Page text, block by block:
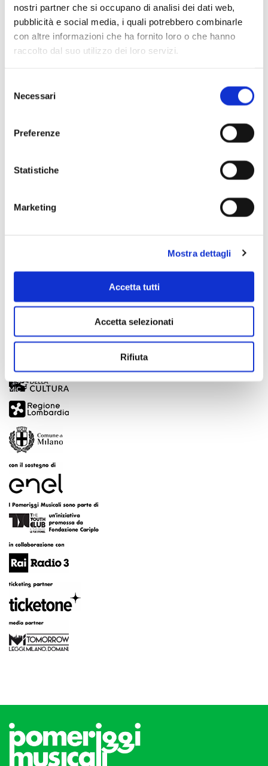
nostri partner che si occupano di analisi dei dati web,
pubblicità e social media, i quali potrebbero combinarle
con altre informazioni che ha fornito loro o che hanno
raccolto dal suo utilizzo dei loro servizi.
delNecessari
Preferenze
Statistiche
Marketing
Mostra dettagli
Accetta tutti
Accetta selezionati
Rifiuta
Scopri di più